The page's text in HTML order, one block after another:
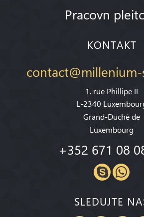
Pracovn
KONTAKT
1. rue Phillipe II
L-2340
Grand-Duché de
Luxembourg
+352 671 08
SLEDUJTE